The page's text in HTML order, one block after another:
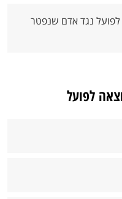
לפועל נגד אדם שנפטר
לפועל